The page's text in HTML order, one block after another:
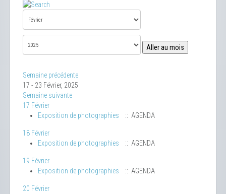
Aller au mois
Semaine précédente
17 - 23 Février, 2025
Semaine suivante
17 Février
Exposition de photographies
:: AGENDA
18 Février
Exposition de photographies
:: AGENDA
19 Février
Exposition de photographies
:: AGENDA
20 Février